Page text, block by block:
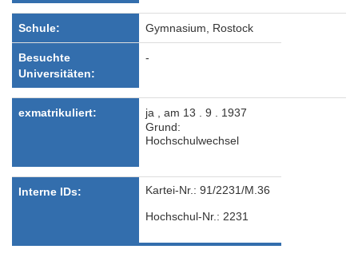
Schule: Gymnasium, Rostock
Besuchte
Universitäten:
-
exmatrikuliert:
ja , am 13 . 9 . 1937
Grund:
Hochschulwechsel
Interne IDs: Kartei-Nr.: 91/2231/M.36
Hochschul-Nr.: 2231